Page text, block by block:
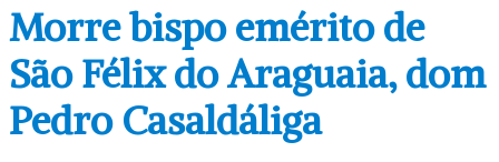
Morre bispo emérito de
São Félix do Araguaia, dom
Pedro Casaldáliga